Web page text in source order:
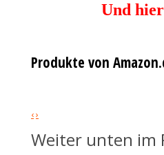
Und
Produkte von
‹›
Weiter unten im